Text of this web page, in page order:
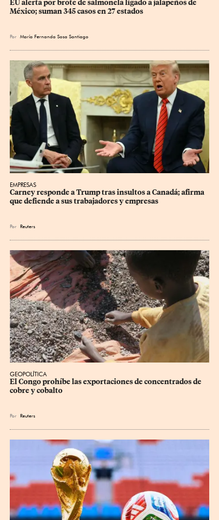
EU alerta por brote de salmonela ligado a jalapeños de
México; suman 345 casos en 27 estados
Por María Fernanda Sosa Santiago
EMPRESAS
Carney responde a Trump tras insultos a Canadá; afirma
que defiende a sus trabajadores y empresas
Por Reuters
GEOPOLÍTICA
El Congo prohíbe las exportaciones de concentrados de
cobre y cobalto
Por Reuters